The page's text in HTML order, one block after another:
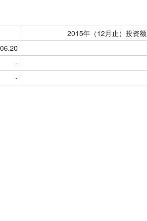
2015年（12月止）投资额
-
-